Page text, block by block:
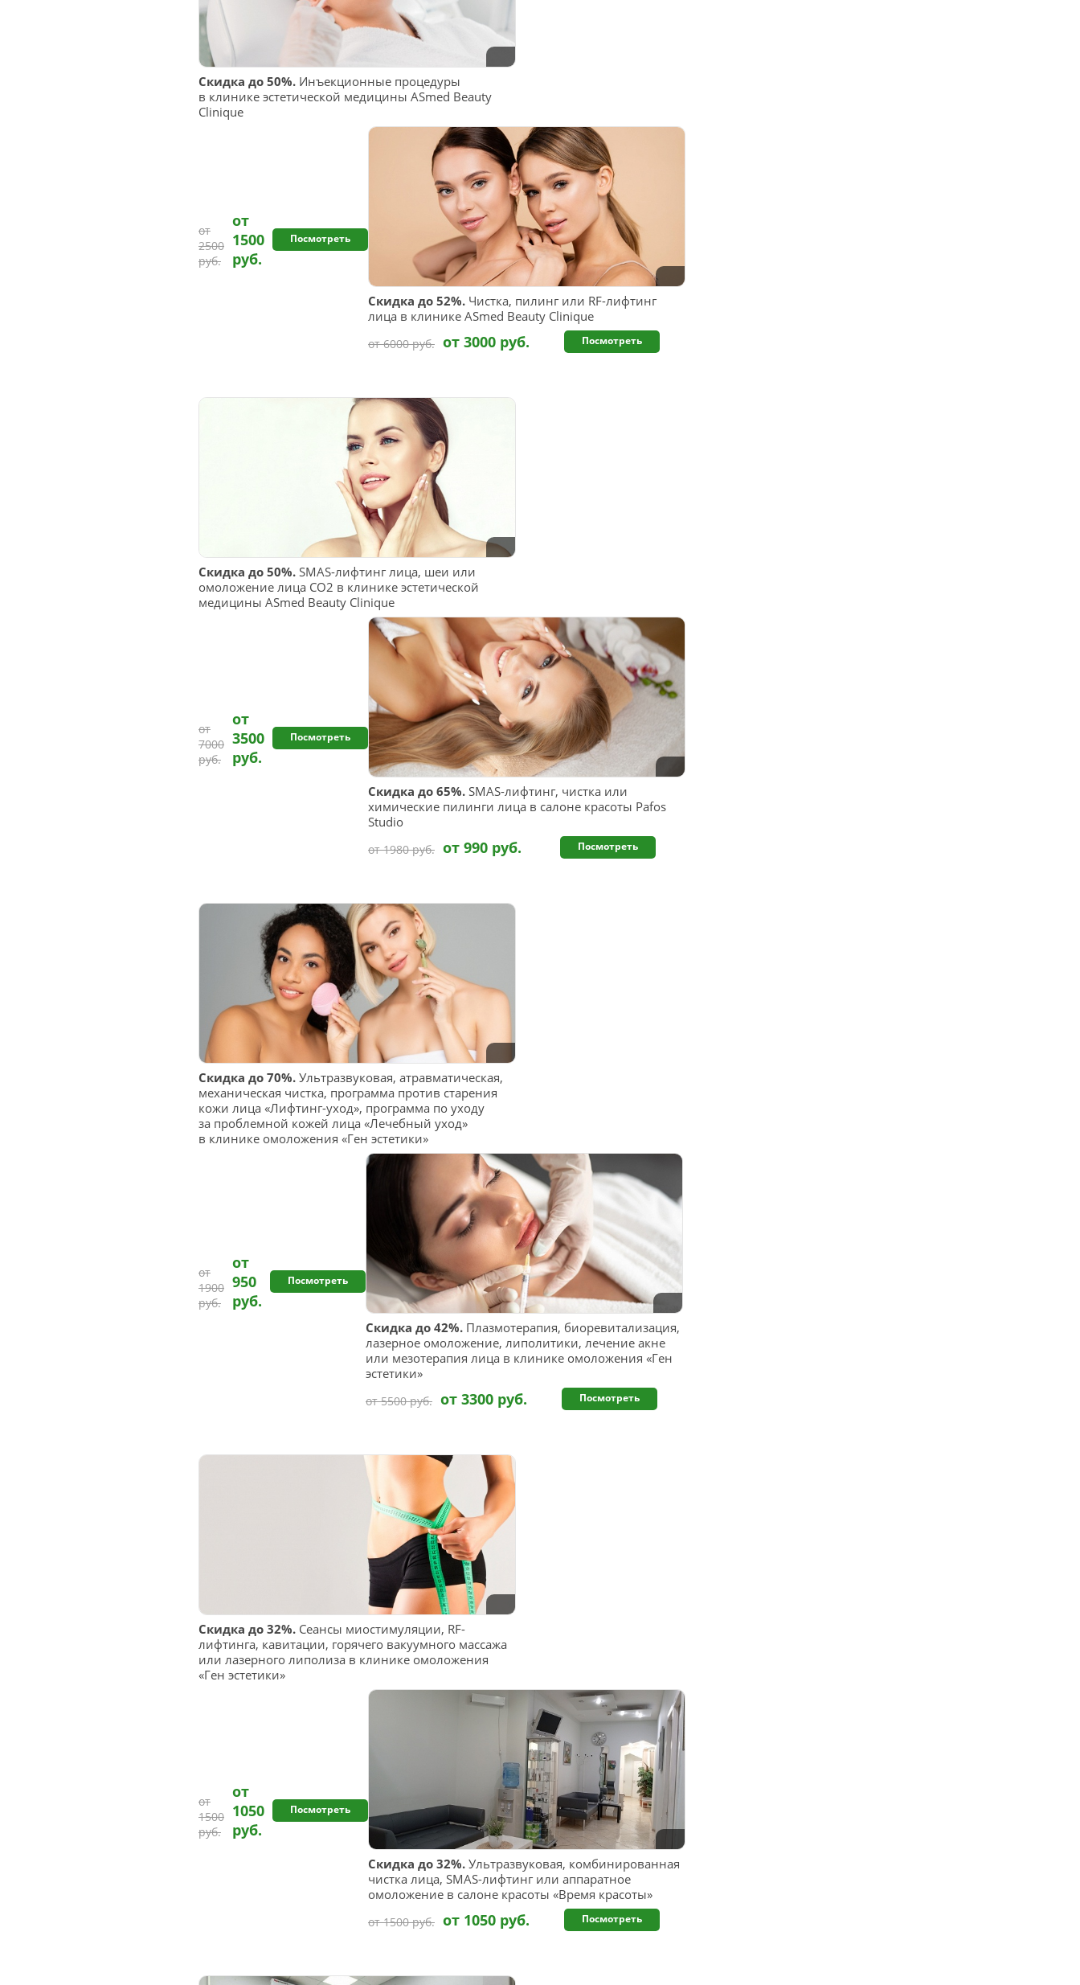
Скидка до 50%. Инъекционные процедуры
в клинике эстетической медицины ASmed Beauty
Clinique
от
2500
руб.
от
1500
руб.
Посмотреть
Скидка до 52%. Чистка, пилинг или RF-лифтинг
лица в клинике ASmed Beauty Clinique
от 6000 руб. от 3000 руб. Посмотреть
Скидка до 50%. SMAS-лифтинг лица, шеи или
омоложение лица CO2 в клинике эстетической
медицины ASmed Beauty Clinique
от
7000
руб.
от
3500
руб.
Посмотреть
Скидка до 65%. SMAS-лифтинг, чистка или
химические пилинги лица в салоне красоты Pafos
Studio
от 1980 руб. от 990 руб. Посмотреть
Скидка до 70%. Ультразвуковая, атравматическая,
механическая чистка, программа против старения
кожи лица «Лифтинг-уход», программа по уходу
за проблемной кожей лица «Лечебный уход»
в клинике омоложения «Ген эстетики»
от
1900
руб.
от
950
руб.
Посмотреть
Скидка до 42%. Плазмотерапия, биоревитализация,
лазерное омоложение, липолитики, лечение акне
или мезотерапия лица в клинике омоложения «Ген
эстетики»
от 5500 руб. от 3300 руб. Посмотреть
Скидка до 32%. Сеансы миостимуляции, RF-
лифтинга, кавитации, горячего вакуумного массажа
или лазерного липолиза в клинике омоложения
«Ген эстетики»
от
1500
руб.
от
1050
руб.
Посмотреть
Скидка до 32%. Ультразвуковая, комбинированная
чистка лица, SMAS-лифтинг или аппаратное
омоложение в салоне красоты «Время красоты»
от 1500 руб. от 1050 руб. Посмотреть